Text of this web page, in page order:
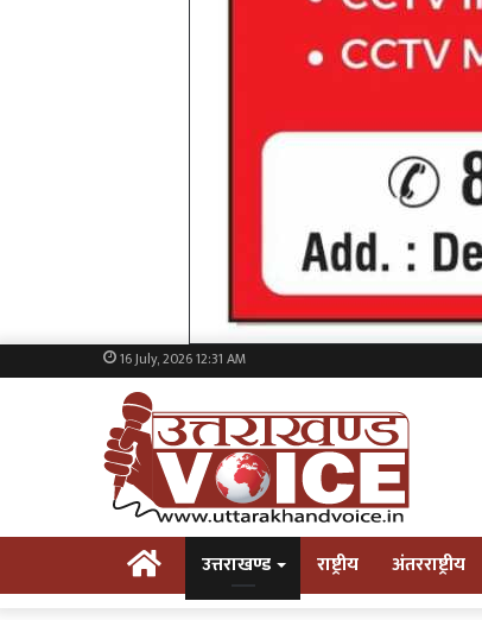
16 July, 2026 12:31 AM
Homeउत्तराखण्ड राष्ट्रीय अंतरराष्ट्रीय